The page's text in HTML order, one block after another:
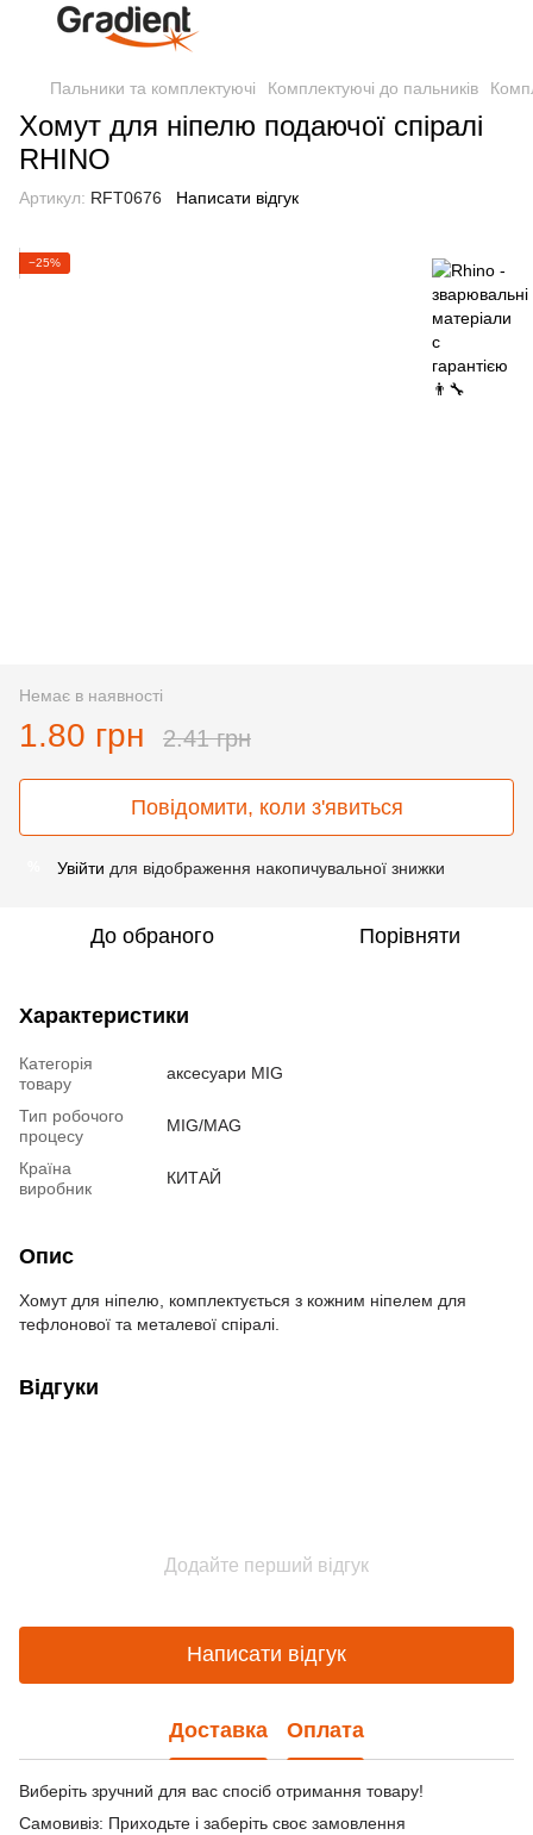
Пальники та комплектуючі Комплектуючі до пальників
Хомут для ніпелю подаючої спіралі
RHINO
Артикул: RFT0676 Написати відгук
−25%
Немає в наявності
1.80 грн 2.41 грн
Повідомити, коли з'явиться
Увійти для відображення накопичувальної знижки
До обраного Порівняти
Характеристики
Категорія
товару
аксесуари MIG
Тип робочого
процесу
MIG/MAG
Країна
виробник
КИТАЙ
Опис
Хомут для ніпелю, комплектується з кожним ніпелем для
тефлонової та металевої спіралі.
Відгуки
Додайте перший відгук
Написати відгук
Доставка Оплата
Виберіть зручний для вас спосіб отримання товару!
Самовивіз: Приходьте і заберіть своє замовлення